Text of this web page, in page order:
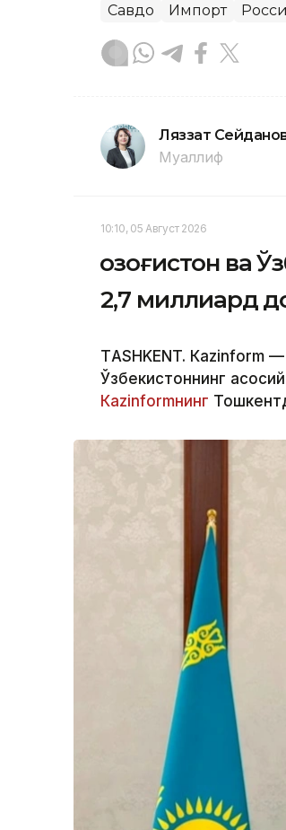
Савдо Импорт
Ляззат
Муаллиф
10:10, 05 Август 2026
Қозоғистон ва
2,7 миллиард
ТASHKENT. Кazinform
Ўзбекистоннинг
Кazinformнинг